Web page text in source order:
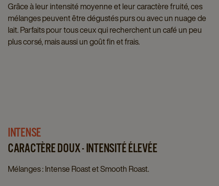
Grâce à leur intensité moyenne et leur caractère fruité, ces
mélanges peuvent être dégustés purs ou avec un nuage de
lait. Parfaits pour tous ceux qui recherchent un café un peu
plus corsé, mais aussi un goût fin et frais.
INTENSE
CARACTÈRE DOUX - INTENSITÉ ÉLEVÉE
Mélanges : Intense Roast et Smooth Roast.